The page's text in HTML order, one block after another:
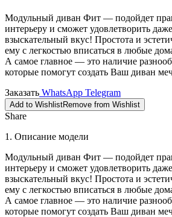
Модульный диван Фит — подойдет
интерьеру и сможет удовлетворить
взыскательный вкус! Простота и
ему с легкостью вписаться в любые
А самое главное — это наличие
которые помогут создать Ваш диван
Заказать WhatsApp Telegram
Add to WishlistRemove from Wishlist
Share
1. Описание модели
Модульный диван Фит — подойдет
интерьеру и сможет удовлетворить
взыскательный вкус! Простота и
ему с легкостью вписаться в любые
А самое главное — это наличие
которые помогут создать Ваш диван